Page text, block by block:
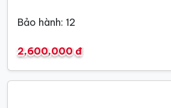
Bảo hành: 12
2,600,000 đ